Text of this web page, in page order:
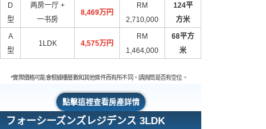
D
型
两房一厅 +
一书房
8,469万円
RM
2,710,000
124平
方米
A
型
1LDK 4,575万円
RM
1,464,000
68平方
米
*實際價格可能會根據樓層數和其他條件而有所不同。請詢問是否有空位。
點擊這裡查看房產詳情
フォーシーズンズレジデンス 3LDK